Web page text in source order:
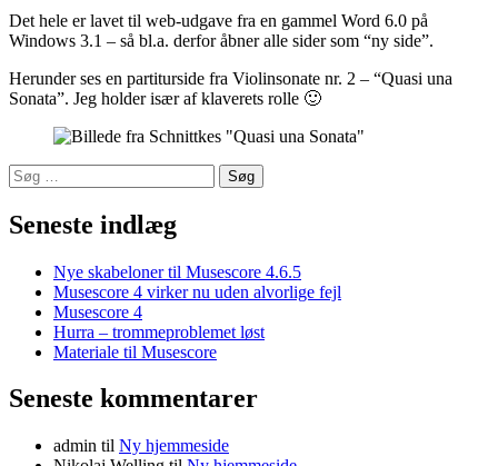
Det hele er lavet til web-udgave fra en gammel Word 6.0 på
Windows 3.1 – så bl.a. derfor åbner alle sider som “ny side”.
Herunder ses en partiturside fra Violinsonate nr. 2 – “Quasi una
Sonata”. Jeg holder især af klaverets rolle 🙂
Søg
efter:
Seneste indlæg
Nye skabeloner til Musescore 4.6.5
Musescore 4 virker nu uden alvorlige fejl
Musescore 4
Hurra – trommeproblemet løst
Materiale til Musescore
Seneste kommentarer
admin til Ny hjemmeside